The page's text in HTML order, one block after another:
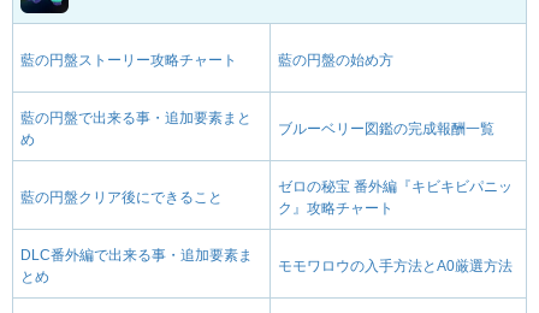
藍の円盤ストーリー攻略チャート 藍の円盤の始め方
藍の円盤で出来る事・追加要素まと
め
ブルーベリー図鑑の完成報酬一覧
藍の円盤クリア後にできること
ゼロの秘宝 番外編『キビキビパニッ
ク』攻略チャート
DLC番外編で出来る事・追加要素ま
とめ
モモワロウの入手方法とA0厳選方法